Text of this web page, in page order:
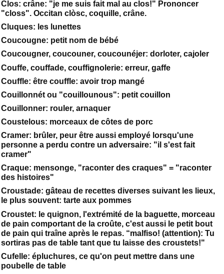
Clos: crâne: "je me suis fait mal au clos!" Prononcer
"closs". Occitan clòsc, coquille, crâne.
Cluques: les lunettes
Coucougne: petit nom de bébé
Coucougner, coucouner, coucounéjer: dorloter, cajoler
Couffe, couffade, couffignolerie: erreur, gaffe
Couffle: être couffle: avoir trop mangé
Couillonnét ou "couillounous": petit couillon
Couillonner: rouler, arnaquer
Coustelous: morceaux de côtes de porc
Cramer: brûler, peur être aussi employé lorsqu'une
personne a perdu contre un adversaire: "il s'est fait
cramer"
Craque: mensonge, "raconter des craques" = "raconter
des histoires"
Croustade: gâteau de recettes diverses suivant les lieux,
le plus souvent: tarte aux pommes
Croustet: le quignon, l'extrémité de la baguette, morceau
de pain comportant de la croûte, c'est aussi le petit bout
de pain qui traîne après le repas. “malfiso! (attention): Tu
sortiras pas de table tant que tu laisse des croustets!"
Cufelle: épluchures, ce qu'on peut mettre dans une
poubelle de table